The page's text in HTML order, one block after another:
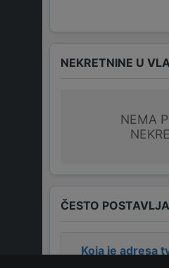
NEKRETNINE U
NEMA
ČESTO
Koja je adresa